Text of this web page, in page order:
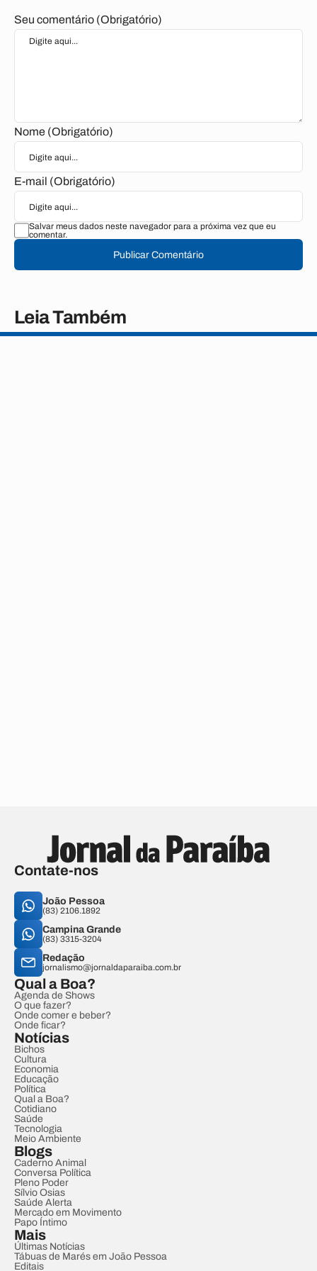
Seu comentário (Obrigatório)
Nome (Obrigatório)
E-mail (Obrigatório)
Salvar meus dados neste navegador para a próxima vez que eu
comentar.
Publicar Comentário
Leia Também
Contate-nos
João Pessoa
(83) 2106.1892
Campina Grande
(83) 3315-3204
Redação
jornalismo@jornaldaparaiba.com.br
Qual a Boa?
Agenda de Shows
O que fazer?
Onde comer e beber?
Onde ficar?
Notícias
Bichos
Cultura
Economia
Educação
Política
Qual a Boa?
Cotidiano
Saúde
Tecnologia
Meio Ambiente
Blogs
Caderno Animal
Conversa Política
Pleno Poder
Sílvio Osias
Saúde Alerta
Mercado em Movimento
Papo Íntimo
Mais
Últimas Notícias
Tábuas de Marés em João Pessoa
Editais